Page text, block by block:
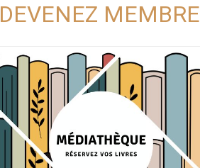
DEVENEZ MEMBRE